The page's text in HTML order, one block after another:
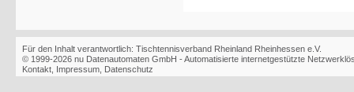
Für den Inhalt verantwortlich: Tischtennisverband Rheinland Rheinhessen e.V.
© 1999-2026 nu Datenautomaten GmbH - Automatisierte internetgestützte
Kontakt Impressum Datenschutz